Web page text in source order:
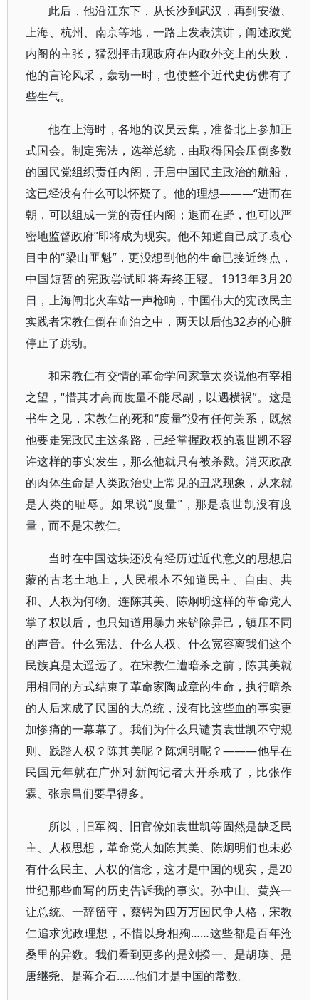
此后，他沿江东下，从长沙到武汉，再到安徽、
上海、杭州、南京等地，一路上发表演讲，阐述政党
内阁的主张，猛烈抨击现政府在内政外交上的失败，
他的言论风采，轰动一时，也使整个近代史仿佛有了
些生气。
他在上海时，各地的议员云集，准备北上参加正
式国会。制定宪法，选举总统，由取得国会压倒多数
的国民党组织责任内阁，开启中国民主政治的航船，
这已经没有什么可以怀疑了。他的理想———“进而在
朝，可以组成一党的责任内阁；退而在野，也可以严
密地监督政府”即将成为现实。他不知道自己成了袁心
目中的“梁山匪魁”，更没想到他的生命已接近终点，
中国短暂的宪政尝试即将寿终正寝。1913年3月20
日，上海闸北火车站一声枪响，中国伟大的宪政民主
实践者宋教仁倒在血泊之中，两天以后他32岁的心脏
停止了跳动。
和宋教仁有交情的革命学问家章太炎说他有宰相
之望，“惜其才高而度量不能尽副，以遇横祸”。这是
书生之见，宋教仁的死和“度量”没有任何关系，既然
他要走宪政民主这条路，已经掌握政权的袁世凯不容
许这样的事实发生，那么他就只有被杀戮。消灭政敌
的肉体生命是人类政治史上常见的丑恶现象，从来就
是人类的耻辱。如果说“度量”，那是袁世凯没有度
量，而不是宋教仁。
当时在中国这块还没有经历过近代意义的思想启
蒙的古老土地上，人民根本不知道民主、自由、共
和、人权为何物。连陈其美、陈炯明这样的革命党人
掌了权以后，也只知道用暴力来铲除异己，镇压不同
的声音。什么宪法、什么人权、什么宽容离我们这个
民族真是太遥远了。在宋教仁遭暗杀之前，陈其美就
用相同的方式结束了革命家陶成章的生命，执行暗杀
的人后来成了民国的大总统，没有比这些血的事实更
加惨痛的一幕幕了。我们为什么只谴责袁世凯不守规
则、践踏人权？陈其美呢？陈炯明呢？———他早在
民国元年就在广州对新闻记者大开杀戒了，比张作
霖、张宗昌们要早得多。
所以，旧军阀、旧官僚如袁世凯等固然是缺乏民
主、人权思想，革命党人如陈其美、陈炯明们也未必
有什么民主、人权的信念，这才是中国的现实，是20
世纪那些血写的历史告诉我的事实。孙中山、黄兴一
让总统、一辞留守，蔡锷为四万万国民争人格，宋教
仁追求宪政理想，不惜以身相殉……这些都是百年沧
桑里的异数。我们看到更多的是刘揆一、是胡瑛、是
唐继尧、是蒋介石……他们才是中国的常数。